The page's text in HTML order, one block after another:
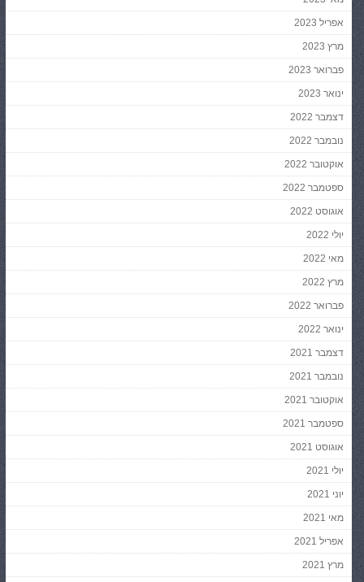
אפריל 2023
מרץ 2023
פברואר 2023
ינואר 2023
דצמבר 2022
נובמבר 2022
אוקטובר 2022
ספטמבר 2022
אוגוסט 2022
יולי 2022
מאי 2022
מרץ 2022
פברואר 2022
ינואר 2022
דצמבר 2021
נובמבר 2021
אוקטובר 2021
ספטמבר 2021
אוגוסט 2021
יולי 2021
יוני 2021
מאי 2021
אפריל 2021
מרץ 2021